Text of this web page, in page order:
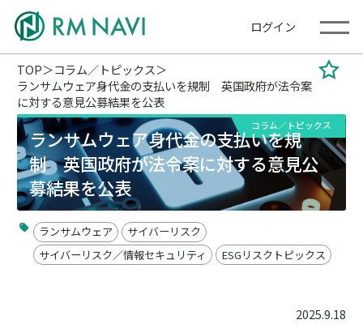
ログイン
TOP
コラム／トピックス
ランサムウェア身代金の支払いを規制 英国政府が法令案
に対する意見公募結果を公表
コラム／トピックス
ランサムウェア身代金の支払いを規
制 英国政府が法令案に対する意見公
募結果を公表
ランサムウェア
サイバーリスク
サイバーリスク／情報セキュリティ
ESGリスクトピックス
2025.9.18